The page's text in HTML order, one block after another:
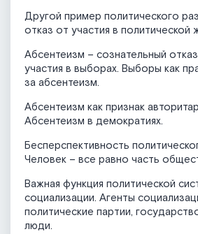
Другой пример политического
отказ от участия в политической
Абсентеизм – сознательный
участия в выборах. Выборы как
за абсентеизм.
Абсентеизм как признак
Абсентеизм в демократиях.
Бесперспективность
Человек – все равно часть
Важная функция политической
социализации. Агенты
политические партии,
люди.